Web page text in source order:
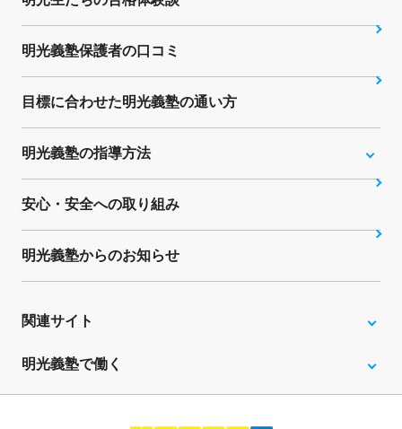
明光義塾保護者の口コミ
目標に合わせた明光義塾の通い方
明光義塾の指導方法
安心・安全への取り組み
明光義塾からのお知らせ
関連サイト
明光義塾で働く